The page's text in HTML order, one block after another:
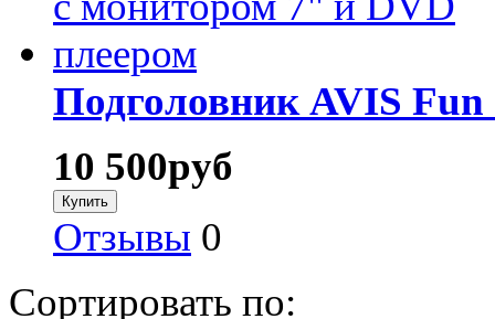
Подголовник AVIS
10 500руб
Отзывы 0
Сортировать по: